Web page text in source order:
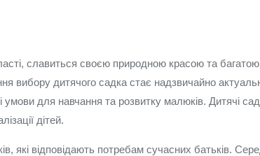
славиться своєю природною красою та
вибору дитячого садка стає надзвичайно
умови для навчання та розвитку малюків. Дитячі
дітей.
які відповідають потребам сучасних батьків.